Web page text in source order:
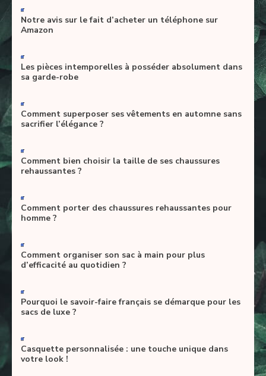
-
Notre avis sur le fait d’acheter un téléphone sur
Amazon
-
Les pièces intemporelles à posséder absolument dans
sa garde-robe
-
Comment superposer ses vêtements en automne sans
sacrifier l’élégance ?
-
Comment bien choisir la taille de ses chaussures
rehaussantes ?
-
Comment porter des chaussures rehaussantes pour
homme ?
-
Comment organiser son sac à main pour plus
d’efficacité au quotidien ?
-
Pourquoi le savoir-faire français se démarque pour les
sacs de luxe ?
-
Casquette personnalisée : une touche unique dans
votre look !